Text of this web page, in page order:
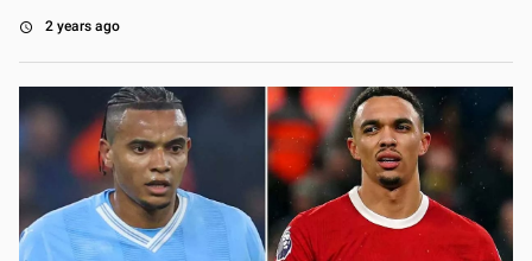
access_time 2 years ago